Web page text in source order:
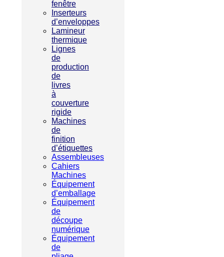
fenêtre
Inserteurs
d’enveloppes
Lamineur
thermique
Lignes
de
production
de
livres
à
couverture
rigide
Machines
de
finition
d’étiquettes
Assembleuses
Cahiers
Machines
Équipement
d’emballage
Équipement
de
découpe
numérique
Équipement
de